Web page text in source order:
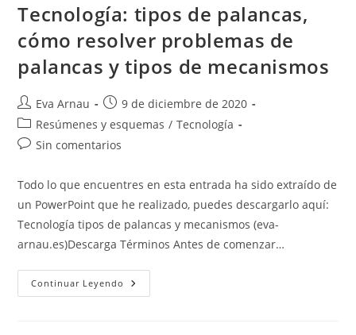
Tecnología: tipos de palancas,
cómo resolver problemas de
palancas y tipos de mecanismos
Autor
de
la
entrada:
Eva Arnau
Publicación
de
la
entrada:
9 de diciembre de 2020
Categoría
de
Resúmenes y esquemas / Tecnología
Comentarios
la
entrada:
Sin comentarios
Todo lo que encuentres en esta entrada ha sido extraído de
un PowerPoint que he realizado, puedes descargarlo aquí:
Tecnología tipos de palancas y mecanismos (eva-
arnau.es)Descarga Términos Antes de comenzar…
Continuar Leyendo Tecnología:
Tipos